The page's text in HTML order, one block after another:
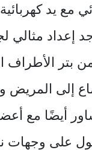
مع يد
إعداد مثالي
بتر الأطراف
إلى المريض
أيضًا مع
على